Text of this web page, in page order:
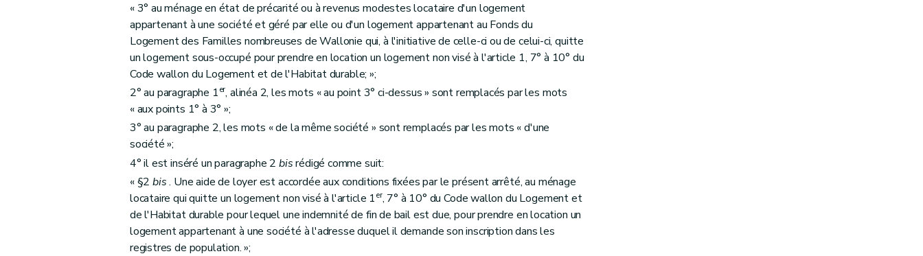
« 3° au ménage en état de précarité ou à revenus modestes locataire d'un logement
appartenant à une société et géré par elle ou d'un logement appartenant au Fonds du
Logement des Familles nombreuses de Wallonie qui, à l'initiative de celle-ci ou de celui-ci, quitte
un logement sous-occupé pour prendre en location un logement non visé à l'article 1, 7° à 10° du
Code wallon du Logement et de l'Habitat durable; »;
2° au paragraphe 1er, alinéa 2, les mots « au point 3° ci-dessus » sont remplacés par les mots
« aux points 1° à 3° »;
3° au paragraphe 2, les mots « de la même société » sont remplacés par les mots « d'une
société »;
4° il est inséré un paragraphe 2 bisrédigé comme suit:
« §2 bis. Une aide de loyer est accordée aux conditions fixées par le présent arrêté, au ménage
locataire qui quitte un logement non visé à l'article 1er, 7° à 10° du Code wallon du Logement et
de l'Habitat durable pour lequel une indemnité de fin de bail est due, pour prendre en location un
logement appartenant à une société à l'adresse duquel il demande son inscription dans les
registres de population. »;